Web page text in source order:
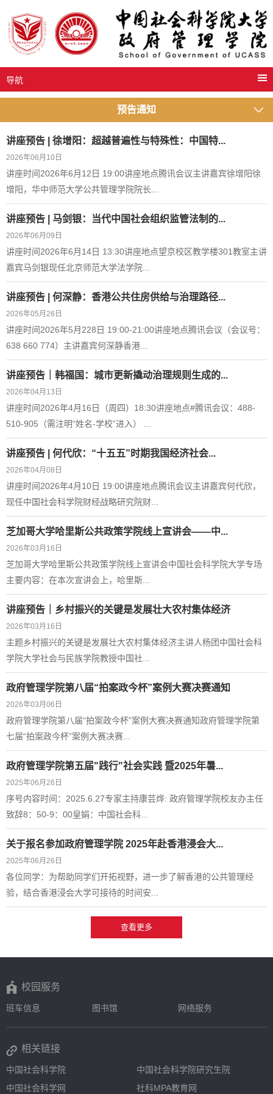
导航
预告通知
讲座预告 | 徐增阳：超越普遍性与特殊性：中国特...
2026年06月10日
讲座时间2026年6月12日 19:00讲座地点腾讯会议主讲嘉宾徐增阳徐
增阳，华中师范大学公共管理学院院长...
讲座预告 | 马剑银：当代中国社会组织监管法制的...
2026年06月09日
讲座时间2026年6月14日 13:30讲座地点望京校区教学楼301教室主讲
嘉宾马剑银现任北京师范大学法学院...
讲座预告 | 何深静：香港公共住房供给与治理路径...
2026年05月26日
​讲座时间2026年5月228日 19:00-21:00讲座地点腾讯会议（会议号：
638 660 774）主讲嘉宾何深静香港...
讲座预告｜韩福国：城市更新撬动治理规则生成的...
2026年04月13日
讲座时间2026年4月16日（周四）18:30讲座地点#腾讯会议：488-
510-905（需注明“姓名-学校”进入） ...
讲座预告 | 何代欣：“十五五”时期我国经济社会...
2026年04月08日
讲座时间2026年4月10日 19:00讲座地点腾讯会议主讲嘉宾何代欣，
现任中国社会科学院财经战略研究院财...
芝加哥大学哈里斯公共政策学院线上宣讲会——中...
2026年03月16日
芝加哥大学哈里斯公共政策学院线上宣讲会中国社会科学院大学专场
主要内容：在本次宣讲会上，哈里斯...
讲座预告｜乡村振兴的关键是发展壮大农村集体经济
2026年03月16日
主题乡村振兴的关键是发展壮大农村集体经济主讲人杨团中国社会科
学院大学社会与民族学院教授中国社...
政府管理学院第八届“拍案政今杯”案例大赛决赛通知
2026年03月06日
政府管理学院第八届“拍案政今杯”案例大赛决赛通知政府管理学院第
七届“拍案政今杯”案例大赛决赛...
政府管理学院第五届"践行"社会实践 暨2025年暑...
2025年06月26日
序号内容时间：2025.6.27专家主持康芸烨: 政府管理学院校友办主任
致辞8：50-9：00皇娟：中国社会科...
关于报名参加政府管理学院 2025年赴香港浸会大...
2025年06月26日
各位同学：为帮助同学们开拓视野，进一步了解香港的公共管理经
验，结合香港浸会大学可接待的时间安...
查看更多
校园服务
班车信息 图书馆 网络服务
相关链接
中国社会科学院
中国社会科学院研究生院
中国社会科学网
社科MPA教育网